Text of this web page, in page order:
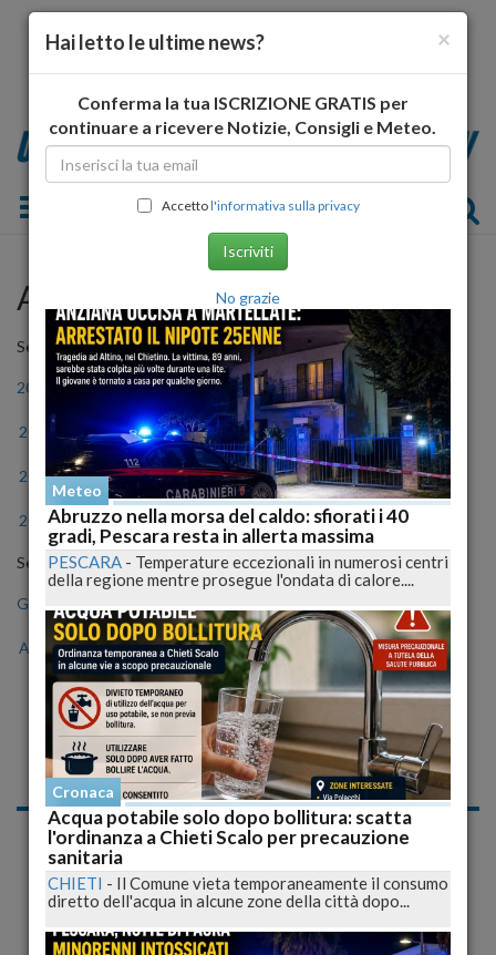
Toggle navigation
Archivio Storico
Seleziona l'anno
2006 2007 2008 2009 2010 2011
2012 2013 2014 2015 2016 2017
2018 2019 2020 2021 2022 2023
2024 2025 2026
Seleziona il mese
Gen
Ago Set Ott Nov Dic
Notizie di Mercoledì, 25
Febbraio 2009
Cronaca
×
Hai letto le ultime news?
Conferma la tua ISCRIZIONE GRATIS per
continuare a ricevere Notizie, Consigli e Meteo.
Accettol'informativa sulla privacy
Iscriviti
No grazie
Meteo
Abruzzo nella morsa del caldo: sfiorati i 40
gradi, Pescara resta in allerta massima
PESCARA - Temperature eccezionali in numerosi centri
della regione mentre prosegue l'ondata di calore....
Cronaca
Acqua potabile solo dopo bollitura: scatta
l'ordinanza a Chieti Scalo per precauzione
sanitaria
CHIETI - Il Comune vieta temporaneamente il consumo
diretto dell'acqua in alcune zone della città dopo...